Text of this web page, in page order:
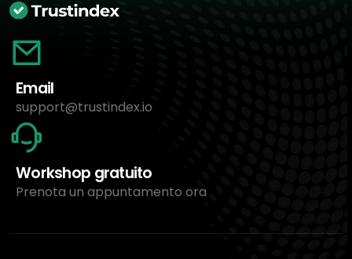
Email
support@trustindex.io
Workshop gratuito
Prenota un appuntamento ora